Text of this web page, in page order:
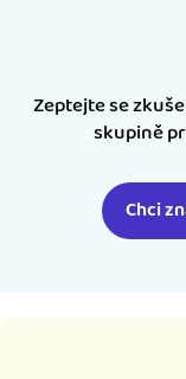
Zeptejte se
skupině
Chci